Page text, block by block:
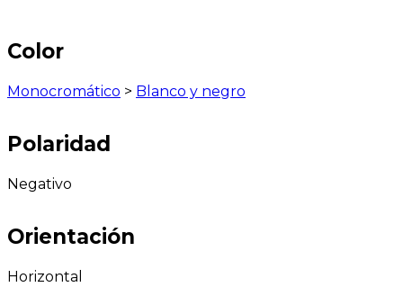
Color
Monocromático > Blanco y negro
Polaridad
Negativo
Orientación
Horizontal